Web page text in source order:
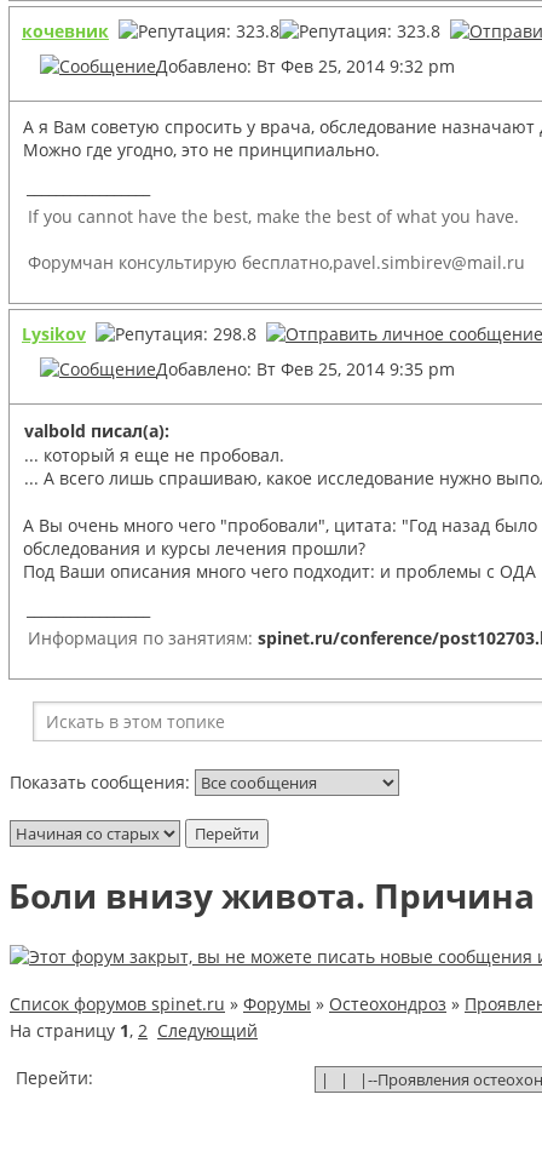
кочевник
Добавлено: Вт Фев 25, 2014 9:32 pm
А я Вам советую спросить у врача, обследование
Можно где угодно, это не принципиально.
If you cannot have the best, make the best of what you have.
Форумчан консультирую бесплатно,pavel.simbirev@mail.ru
Lysikov
Добавлено: Вт Фев 25, 2014 9:35 pm
valbold писал(а):
... который я еще не пробовал.
... А всего лишь спрашиваю, какое исследование нужно
А Вы очень много чего "пробовали", цитата: "Год назад
обследования и курсы лечения прошли?
Под Ваши описания много чего подходит: и проблемы с
Информация по занятиям: spinet.ru/conference/
Показать сообщения:
Боли внизу живота.
Список форумов spinet.ru » Форумы » Остеохондроз »
На страницу 1, 2 Следующий
Перейти: